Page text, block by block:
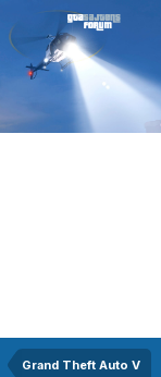
Grand Theft Auto V